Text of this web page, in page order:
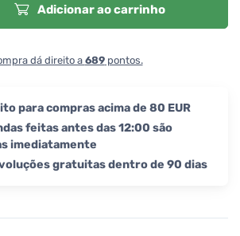
Adicionar ao carrinho
dá direito a 689pontos.
para compras acima de 80 EUR
feitas antes das 12:00 são
imediatamente
gratuitas dentro de 90 dias